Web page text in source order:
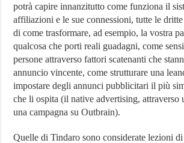
potrà capire innanzitutto come funziona il
affiliazioni e le sue connessioni, tutte le
di come trasformare, ad esempio, la vostra
qualcosa che porti reali guadagni, come
persone attraverso fattori scatenanti che
annuncio vincente, come strutturare una
impostare degli annunci pubblicitari il più
che li ospita (il native advertising, attraverso
una campagna su Outbrain).
Quelle di Tindaro sono considerate lezioni